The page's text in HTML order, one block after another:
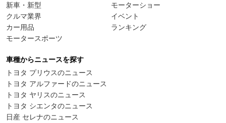
新車・新型
クルマ業界
カー用品
モータースポーツ
モーターショー
イベント
ランキング
車種からニュースを探す
トヨタ プリウスのニュース
トヨタ アルファードのニュース
トヨタ ヤリスのニュース
トヨタ シエンタのニュース
日産 セレナのニュース